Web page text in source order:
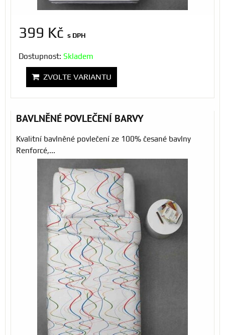
399 Kč s DPH
Dostupnost: Skladem
ZVOLTE VARIANTU
BAVLNĚNÉ POVLEČENÍ BARVY
Kvalitní bavlněné povlečení ze 100% česané bavlny
Renforcé,...